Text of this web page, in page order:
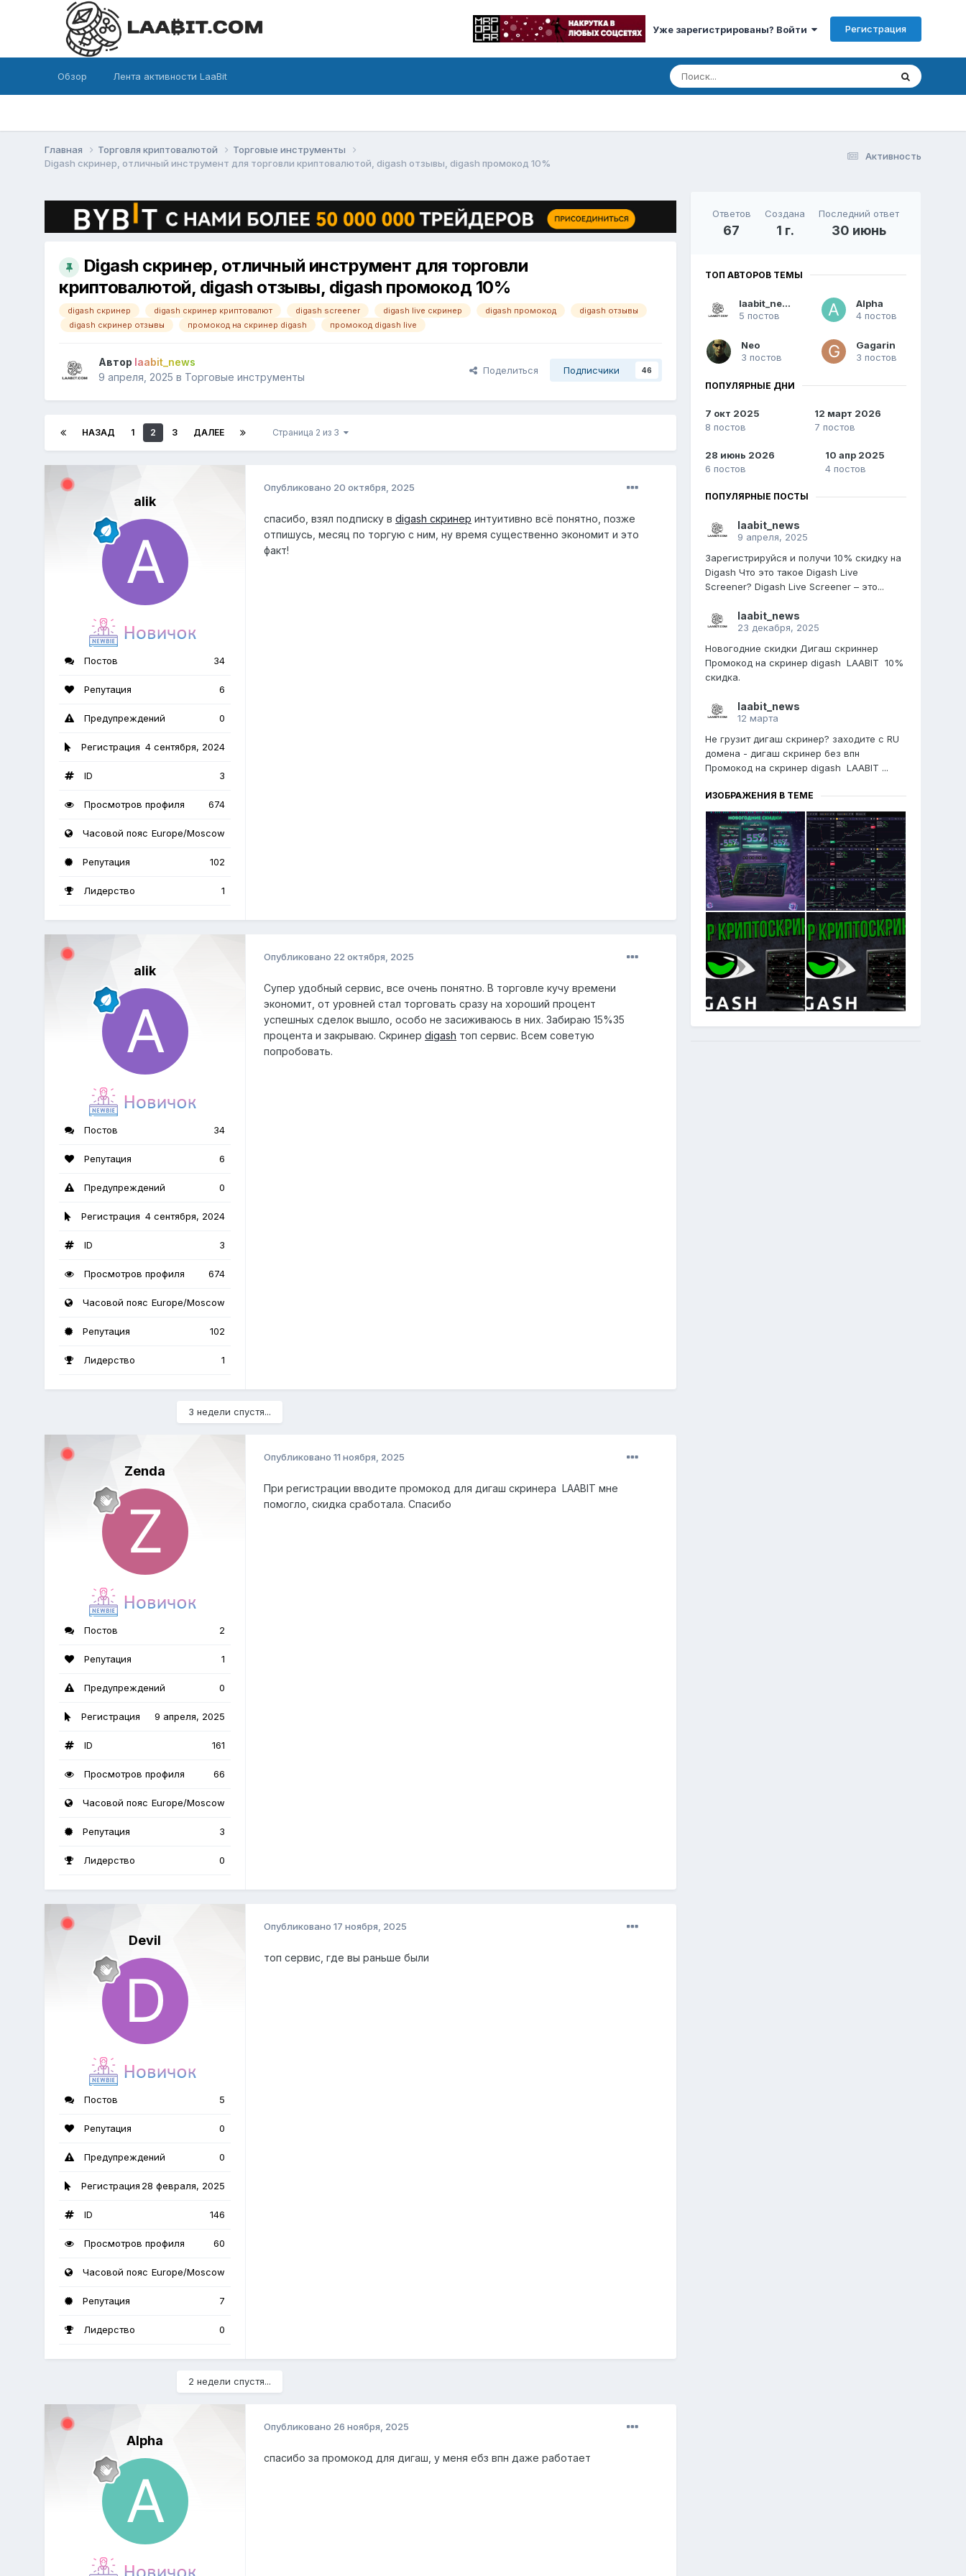
Уже зарегистрированы? Войти Регистрация
Обзор Лента активности LaaBit
Активность
Главная Торговля криптовалютой
Торговые инструменты
Digash скринер, отличный инструмент для торговли криптовалютой, digash отзывы, digash промокод 10%
Digash скринер, отличный инструмент для торговли
криптовалютой, digash отзывы, digash промокод 10%
digash скринер digash скринер криптовалют digash screener digash live скринер digash промокод
digash отзывы
digash скринер отзывы
промокод на скринер digash промокод digash live
Автор laabit_news
9 апреля, 2025 в Торговые инструменты
Поделиться Подписчики 46
НАЗАД 1 2 3 ДАЛЕЕ Страница 2 из 3
alik
Постов 34
Репутация 6
Предупреждений 0
Регистрация 4 сентября, 2024
ID 3
Просмотров профиля 674
Часовой пояс Europe/Moscow
Репутация 102
Лидерство 1
Опубликовано 20 октября, 2025
спасибо, взял подписку вdigash скринер интуитивно всё понятно, позже
отпишусь, месяц по торгую с ним, ну время существенно экономит и это
факт!
alik
Постов 34
Репутация 6
Предупреждений 0
Регистрация 4 сентября, 2024
ID 3
Просмотров профиля 674
Часовой пояс Europe/Moscow
Репутация 102
Лидерство 1
Опубликовано 22 октября, 2025
Супер удобный сервис, все очень понятно. В торговле кучу времени
экономит, от уровней стал торговать сразу на хороший процент
успешных сделок вышло, особо не засиживаюсь в них. Забираю 15%35
процента и закрываю. Скринерdigash топ сервис. Всем советую
попробовать.
3 недели спустя...
Zenda
Постов 2
Репутация 1
Предупреждений 0
Регистрация 9 апреля, 2025
ID 161
Просмотров профиля 66
Часовой пояс Europe/Moscow
Репутация 3
Лидерство 0
Опубликовано11 ноября, 2025
При регистрации вводите промокод для дигаш скринера LAABIT мне
помогло, скидка сработала. Спасибо
Devil
Постов 5
Репутация 0
Предупреждений 0
Регистрация 28 февраля, 2025
ID 146
Просмотров профиля 60
Часовой пояс Europe/Moscow
Репутация 7
Лидерство 0
Опубликовано17 ноября, 2025
топ сервис, где вы раньше были
2 недели спустя...
Alpha
Опубликовано 26 ноября, 2025
спасибо за промокод для дигаш, у меня ебз впн даже работает
Ответов
67
Создана
1 г.
Последний ответ
30 июнь
ТОП АВТОРОВ ТЕМЫ
laabit_news
5 постов
Alpha
4 постов
Neo
3 постов
Gagarin
3 постов
ПОПУЛЯРНЫЕ ДНИ
7 окт 2025
8 постов
12 март 2026
7 постов
28 июнь 2026
6 постов
10 апр 2025
4 постов
ПОПУЛЯРНЫЕ ПОСТЫ
laabit_news
9 апреля, 2025
Зарегистрируйся и получи 10% скидку на
Digash Что это такое Digash Live
Screener? Digash Live Screener – это...
laabit_news
23 декабря, 2025
Новогодние скидки Дигаш скриннер
Промокод на скринер digash LAABIT 10%
скидка.
laabit_news
12 марта
Не грузит дигаш скринер? заходите с RU
домена - дигаш скринер без впн
Промокод на скринер digash LAABIT ...
ИЗОБРАЖЕНИЯ В ТЕМЕ